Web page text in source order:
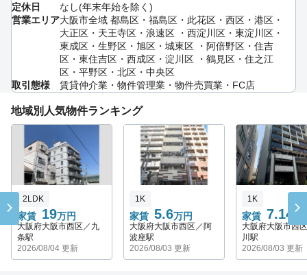
定休日
なし(年末年始を除く)
営業エリア大阪市全域 都島区・福島区・此花区・西区・港区・
大正区・天王寺区・浪速区 ・西淀川区・東淀川区・
東成区・生野区・旭区・城東区 ・阿倍野区・住吉
区・東住吉区・西成区・淀川区 ・鶴見区・住之江
区・平野区・北区・中央区
取引態様
賃貸仲介業・物件管理業・物件売買業・FC店
地域別人気物件ランキング
家賃 19万円
2LDK
大阪府大阪市西区／九
条駅
2026/08/04 更新
家賃 5.6万円
1K
大阪府大阪市西区／阿
波座駅
2026/08/03 更新
家賃 7.145
1K
大阪府大阪市西
川駅
2026/08/03 更新